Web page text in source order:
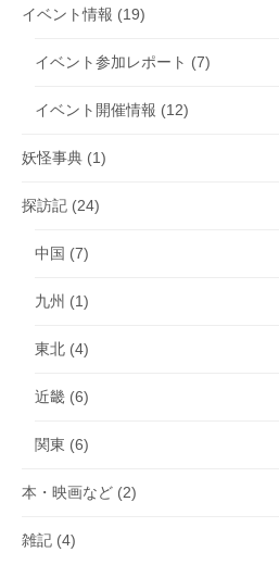
イベント情報 (19)
イベント参加レポート (7)
イベント開催情報 (12)
妖怪事典 (1)
探訪記 (24)
中国 (7)
九州 (1)
東北 (4)
近畿 (6)
関東 (6)
本・映画など (2)
雑記 (4)